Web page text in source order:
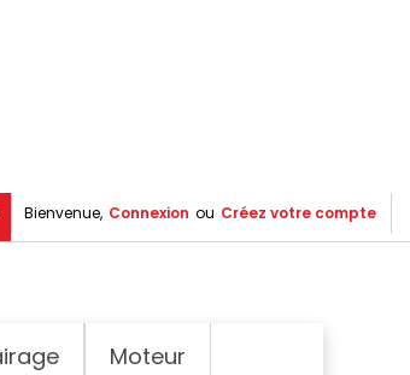
Bienvenue, Connexion ou Créez votre compte
Moteur